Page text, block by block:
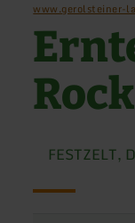
www.gerolsteiner-
FESTZELT,